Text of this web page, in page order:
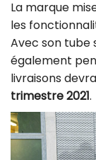
La marque
les
Avec son tube
également
livraisons
trimestre 2021.